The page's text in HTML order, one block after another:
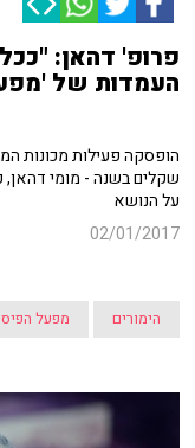
פרופ' דהאן:
העמדות של
שקלים בשנה - מומי דהאן,
על הנושא
02/01/2017
הימורים מפעל הפיס